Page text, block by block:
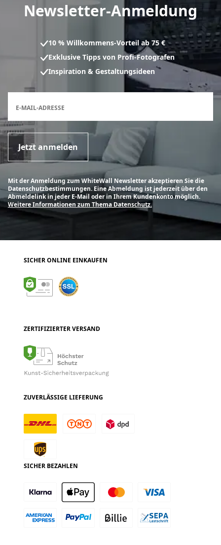
Newsletter-Anmeldung
10 % Willkommens-Vorteil ab 75 €
Exklusive Tipps von Profi-Fotografen
Inspiration & Gestaltungsideen
E-MAIL-ADRESSE
Jetzt anmelden
Mit der Anmeldung zum WhiteWall Newsletter akzeptieren Sie die
Datenschutzbestimmungen. Eine Abmeldung ist jederzeit über den
Abmeldelink in jeder E-Mail oder in Ihrem Kundenkonto möglich.
Weitere Informationen zum Thema Datenschutz.
SICHER ONLINE EINKAUFEN
ZERTIFIZIERTER VERSAND
ZUVERLÄSSIGE LIEFERUNG
SICHER BEZAHLEN